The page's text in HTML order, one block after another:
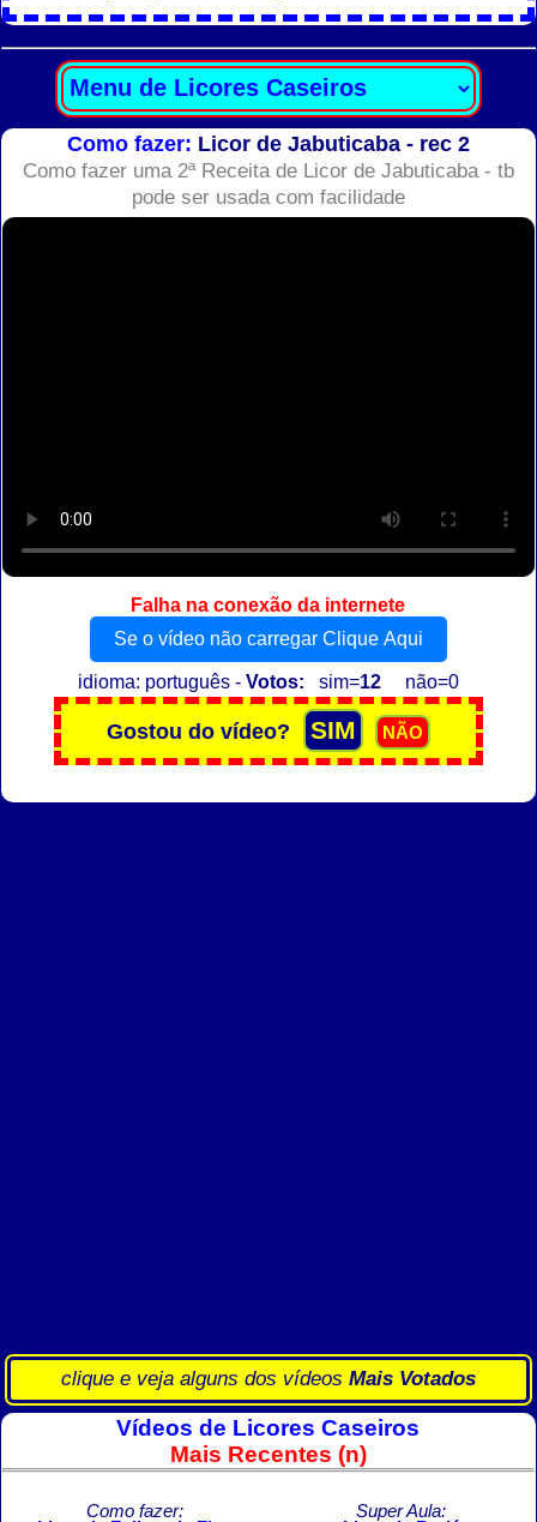
Como fazer: Licor de Jabuticaba - rec 2
Como fazer uma 2ª Receita de Licor de Jabuticaba - tb
pode ser usada com facilidade
Falha na conexão da internete
Se o vídeo não carregar Clique Aqui
idioma: português - Votos: sim=12não=0
clique e veja alguns dos vídeos Mais Votados
Vídeos de Licores Caseiros
Mais Recentes (n)
Como fazer:
Super Aula: